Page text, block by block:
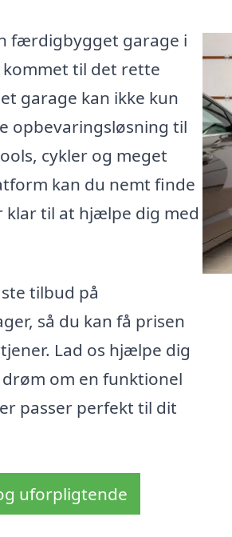
færdigbygget garage i
kommet til det rette
garage kan ikke kun
opbevaringsløsning til
cykler og meget
kan du nemt finde
klar til at hjælpe dig med
tilbud på
så du kan få prisen
Lad os hjælpe dig
om en funktionel
passer perfekt til dit
uforpligtende